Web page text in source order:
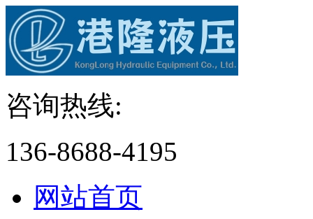
咨询热线:
136-8688-4195
网站首页